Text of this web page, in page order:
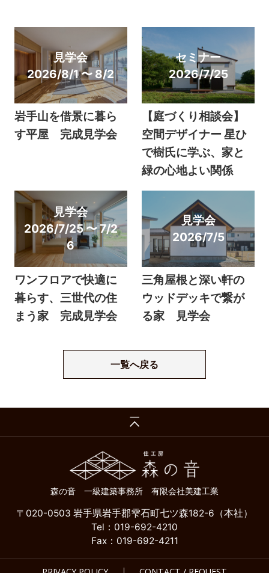
見学会
2026/8/1 〜 8/2
岩手山を借景に暮ら
す平屋 完成見学会
セミナー
2026/7/25
【庭づくり相談会】
空間デザイナー 星ひ
で樹氏に学ぶ、家と
緑の心地よい関係
見学会
2026/7/25 〜 7/2
6
ワンフロアで快適に
暮らす、三世代の住
まう家 完成見学会
見学会
2026/7/5
三角屋根と深い軒の
ウッドデッキで繋が
る家 見学会
一覧へ戻る
森の音 一級建築事務所 有限会社美建工業
〒020-0503 岩手県岩手郡雫石町七ツ森182-6（本社）
Tel：019-692-4210
Fax：019-692-4211